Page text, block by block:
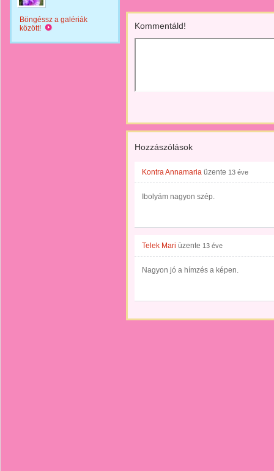
Böngéssz a galériák
között!
Kommentáld!
Hozzászólások
Kontra Annamaria üzente 13 éve
Ibolyám nagyon szép.
Telek Mari üzente 13 éve
Nagyon jó a hímzés a képen.